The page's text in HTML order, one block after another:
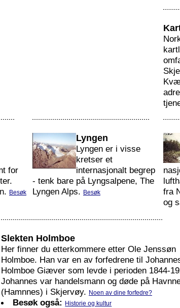
for
Besøk
Lyngen
Lyngen er i visse
kretser et
internasjonalt begrep
- tenk bare på Lyngsalpene, The
Lyngen Alps. Besøk
fra
og
Slekten Holmboe
Her finner du etterkommere etter Ole Jenssøn
Holmboe. Han var en av forfedrene til
Holmboe Giæver som levde i perioden 1844-
Johannes var handelsmann og døde på
(Hamnnes) i Skjervøy. Noen av dine forfedre?
Besøk også: Historie og kultur